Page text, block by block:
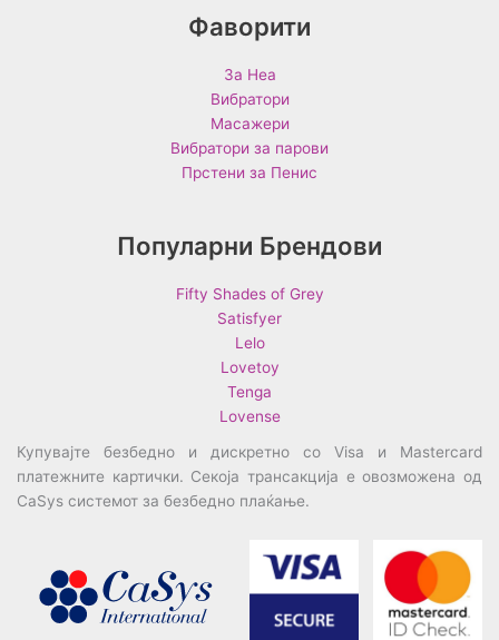
Фаворити
За Неа
Вибратори
Масажери
Вибратори за парови
Прстени за Пенис
Популарни Брендови
Fifty Shades of Grey
Satisfyer
Lelo
Lovetoy
Tenga
Lovense
Купувајте безбедно и дискретно со Visa и Mastercard
платежните картички. Секоја трансакција е овозможена од
CaSys системот за безбедно плаќање.